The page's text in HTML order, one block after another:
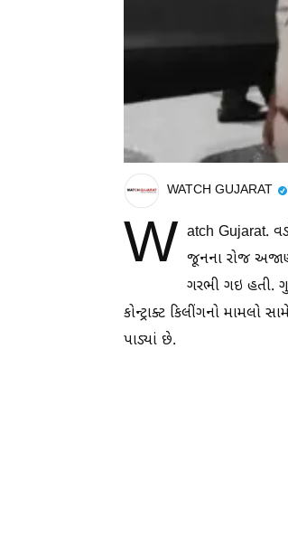
WATCH GUJARAT
W atch Gujarat.
જૂનના રોજ
ગરભી ગઇ હતી.
કોન્ટ્રાક્ટ કિલીંગનો
પાડ્યાં છે.